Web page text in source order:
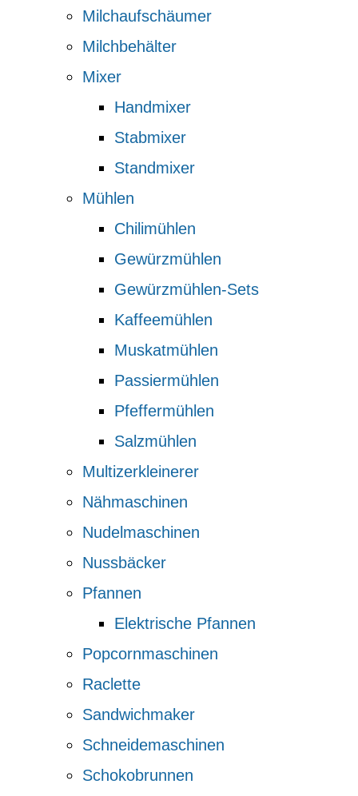
Milchaufschäumer
Milchbehälter
Mixer
Handmixer
Stabmixer
Standmixer
Mühlen
Chilimühlen
Gewürzmühlen
Gewürzmühlen-Sets
Kaffeemühlen
Muskatmühlen
Passiermühlen
Pfeffermühlen
Salzmühlen
Multizerkleinerer
Nähmaschinen
Nudelmaschinen
Nussbäcker
Pfannen
Elektrische Pfannen
Popcornmaschinen
Raclette
Sandwichmaker
Schneidemaschinen
Schokobrunnen